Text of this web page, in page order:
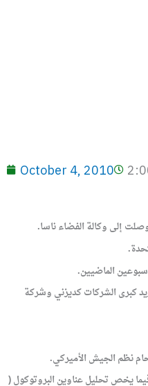
October 4, 2010
إلى وكالة الفضاء ناسا.
الماضيين.
كبرى الشركات كديزني وشركة
نظم الجيش الأميركي.
يخص تحليل عناوين البروتوكول (